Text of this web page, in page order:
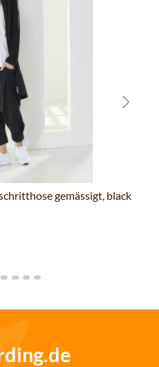
gemässigt, black